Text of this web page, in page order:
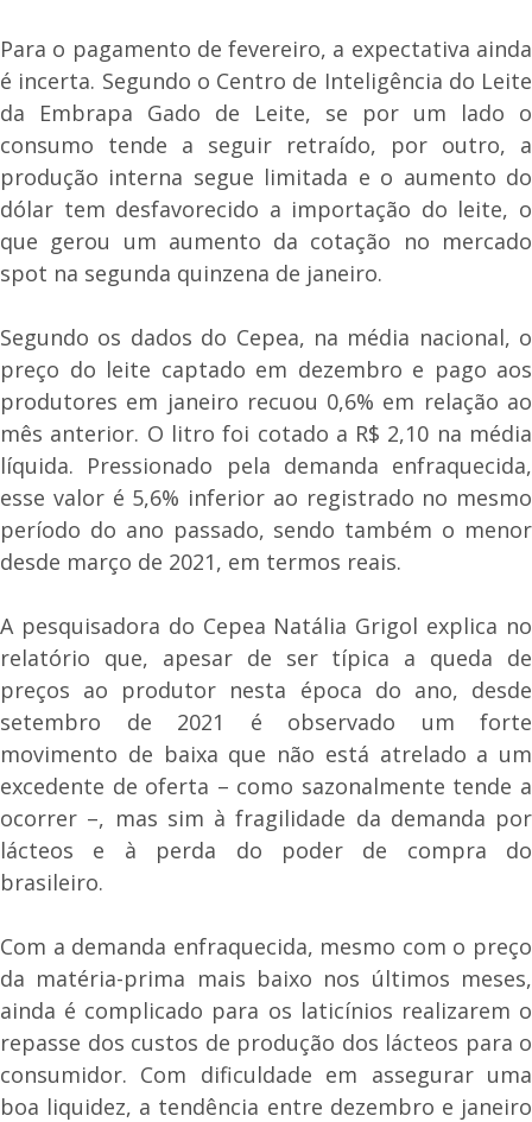
Para o pagamento de fevereiro, a expectativa ainda
é incerta. Segundo o Centro de Inteligência do Leite
da Embrapa Gado de Leite, se por um lado o
consumo tende a seguir retraído, por outro, a
produção interna segue limitada e o aumento do
dólar tem desfavorecido a importação do leite, o
que gerou um aumento da cotação no mercado
spot na segunda quinzena de janeiro.
Segundo os dados do Cepea, na média nacional, o
preço do leite captado em dezembro e pago aos
produtores em janeiro recuou 0,6% em relação ao
mês anterior. O litro foi cotado a R$ 2,10 na média
líquida. Pressionado pela demanda enfraquecida,
esse valor é 5,6% inferior ao registrado no mesmo
período do ano passado, sendo também o menor
desde março de 2021, em termos reais.
A pesquisadora do Cepea Natália Grigol explica no
relatório que, apesar de ser típica a queda de
preços ao produtor nesta época do ano, desde
setembro de 2021 é observado um forte
movimento de baixa que não está atrelado a um
excedente de oferta – como sazonalmente tende a
ocorrer –, mas sim à fragilidade da demanda por
lácteos e à perda do poder de compra do
brasileiro.
Com a demanda enfraquecida, mesmo com o preço
da matéria-prima mais baixo nos últimos meses,
ainda é complicado para os laticínios realizarem o
repasse dos custos de produção dos lácteos para o
consumidor. Com dificuldade em assegurar uma
boa liquidez, a tendência entre dezembro e janeiro